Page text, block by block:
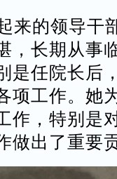
来的领导干
，长期从事
是任院长后
项工作。她
作，特别是
做出了重要